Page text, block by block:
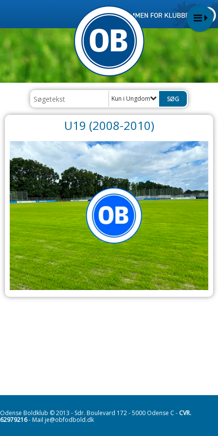
Kun i Ungdom
U19 (2008-2010)
Odense Boldklub © 2013 - Sdr. Boulevard 172 - 5000 Odense C - CVR.
62979216- Mail je@obfodbold.dk